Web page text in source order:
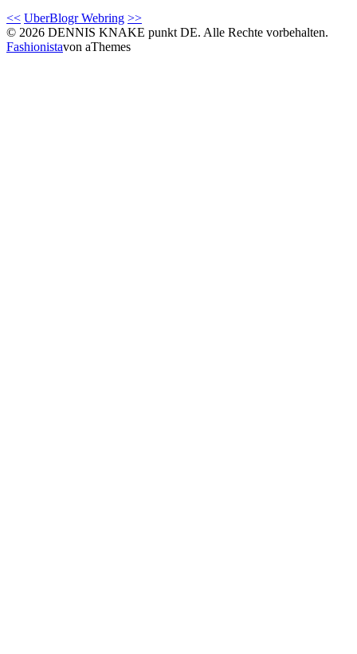
<< UberBlogr Webring >>
© 2026 DENNIS KNAKE punkt DE. Alle Rechte vorbehalten.
Fashionistavon aThemes